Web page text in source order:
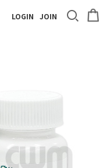
LOGIN JOIN